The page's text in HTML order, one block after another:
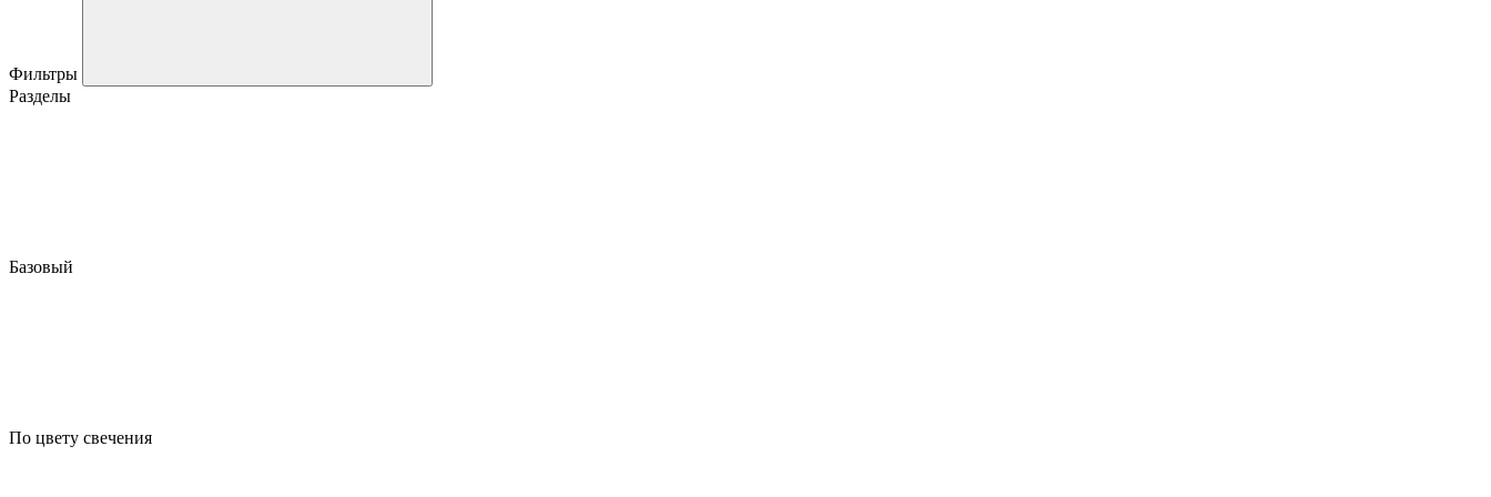
Фильтры
Разделы
Базовый
По цвету свечения